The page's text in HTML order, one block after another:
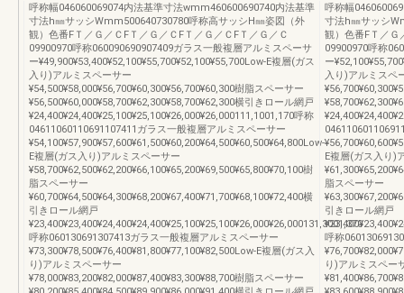
呼称幅046060069074内法基準寸法wmm460600690740内法基準
寸法h㎜サッシWmm500640730780呼称高サッシH㎜姿図（外
観）色番FＴ／Ｇ／ＣFＴ／Ｇ／ＣFＴ／Ｇ／ＣFＴ／Ｇ／Ｃ
09900970呼称060090690907409ガラス一般複層アルミスペーサ
ー¥49,900¥53,400¥52,100¥55,700¥52,100¥55,700Low-E複層(ガス
入り)アルミスペーサー
¥54,500¥58,000¥56,700¥60,300¥56,700¥60,300樹脂スペーサー
¥56,500¥60,000¥58,700¥62,300¥58,700¥62,300横引きロール網戸
¥24,400¥24,400¥25,100¥25,100¥26,000¥26,000111,1001,170呼称
04611060110691107411ガラス一般複層アルミスペーサー
¥54,100¥57,900¥57,600¥61,500¥60,200¥64,500¥60,500¥64,800Low-
E複層(ガス入り)アルミスペーサー
¥58,700¥62,500¥62,200¥66,100¥65,200¥69,500¥65,800¥70,100樹
脂スペーサー
¥60,700¥64,500¥64,300¥68,200¥67,400¥71,700¥68,100¥72,400横
引きロール網戸
¥23,400¥23,400¥24,400¥24,400¥25,100¥25,100¥26,000¥26,000131,3001,370
呼称060130691307413ガラス一般複層アルミスペーサー
¥73,300¥78,500¥76,400¥81,800¥77,100¥82,500Low-E複層(ガス入
り)アルミスペーサー
¥78,000¥83,200¥82,000¥87,400¥83,300¥88,700樹脂スペーサー
呼称幅
寸法h㎜サッシ
観）色番FＴ／Ｇ
09900970呼称
ー
入り)アルミスペ
E複層(ガス入り)
脂スペーサー
引きロール網戸
呼称
り)アルミスペー